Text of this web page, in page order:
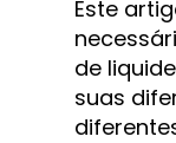
Este
de
suas